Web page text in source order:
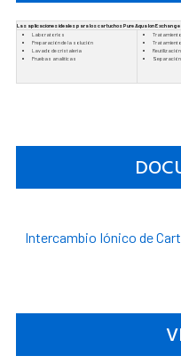
Las aplicaciones ideales para los cartuchos Pure Aqua Ion Exchange
Laboratorios
Preparación de la solución
Lavado de cristalería
Pruebas analíticas
Intercambio Iónico de